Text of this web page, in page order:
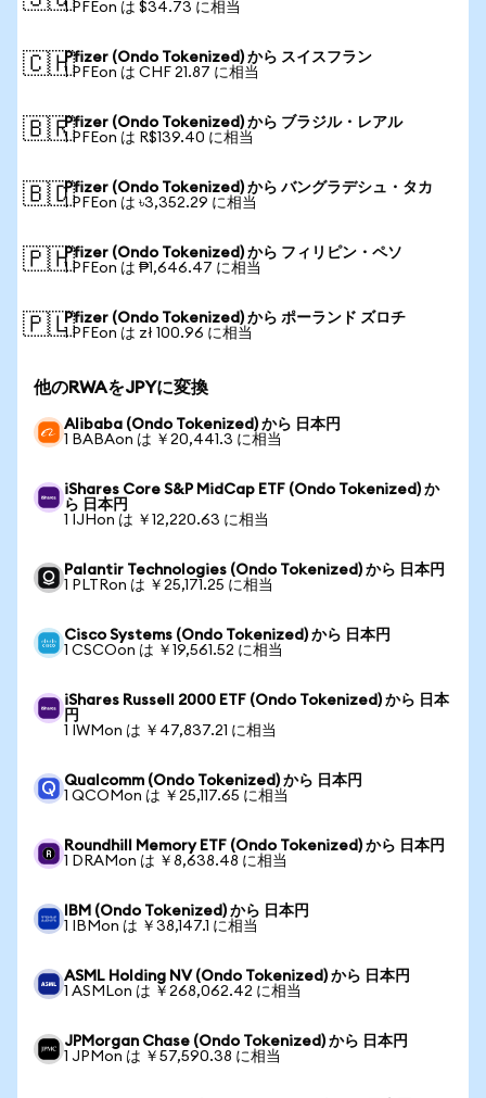
1 PFEon は $34.73 に相当
🇨🇭Pfizer (Ondo Tokenized) から スイスフラン
1 PFEon は CHF 21.87 に相当
🇧🇷Pfizer (Ondo Tokenized) から ブラジル・レアル
1 PFEon は R$139.40 に相当
🇧🇩Pfizer (Ondo Tokenized) から バングラデシュ・タカ
1 PFEon は ৳3,352.29 に相当
🇵🇭Pfizer (Ondo Tokenized) から フィリピン・ペソ
1 PFEon は ₱1,646.47 に相当
🇵🇱Pfizer (Ondo Tokenized) から ポーランド ズロチ
1 PFEon は zł 100.96 に相当
他のRWAをJPYに変換
Alibaba (Ondo Tokenized) から 日本円
1 BABAon は ￥20,441.3 に相当
iShares Core S&P MidCap ETF (Ondo Tokenized) か
ら 日本円
1 IJHon は ￥12,220.63 に相当
Palantir Technologies (Ondo Tokenized) から 日本円
1 PLTRon は ￥25,171.25 に相当
Cisco Systems (Ondo Tokenized) から 日本円
1 CSCOon は ￥19,561.52 に相当
iShares Russell 2000 ETF (Ondo Tokenized) から 日本
円
1 IWMon は ￥47,837.21 に相当
Qualcomm (Ondo Tokenized) から 日本円
1 QCOMon は ￥25,117.65 に相当
Roundhill Memory ETF (Ondo Tokenized) から 日本円
1 DRAMon は ￥8,638.48 に相当
IBM (Ondo Tokenized) から 日本円
1 IBMon は ￥38,147.1 に相当
ASML Holding NV (Ondo Tokenized) から 日本円
1 ASMLon は ￥268,062.42 に相当
JPMorgan Chase (Ondo Tokenized) から 日本円
1 JPMon は ￥57,590.38 に相当